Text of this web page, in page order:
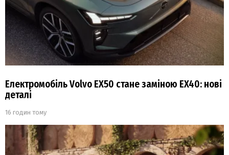
Електромобіль Volvo EX50 стане заміною EX40: нові
деталі
16 годин тому